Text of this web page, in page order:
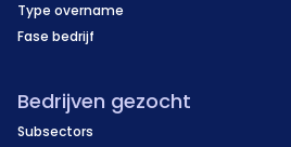
Type overname
Fase bedrijf
Bedrijven gezocht
Subsectors